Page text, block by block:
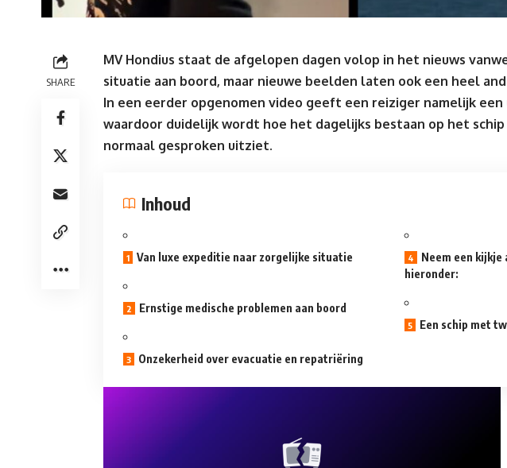
SHARE
MV Hondius staat de afgelopen dagen volop in het nieuws
situatie aan boord, maar nieuwe beelden laten ook een heel
In een eerder opgenomen video geeft een reiziger namelijk
waardoor duidelijk wordt hoe het dagelijks bestaan op het schip
normaal gesproken uitziet.
Inhoud
Van luxe expeditie naar zorgelijke situatie
Ernstige medische problemen aan boord
Onzekerheid over evacuatie en repatriëring
Neem een kijkje
hieronder:
Een schip met